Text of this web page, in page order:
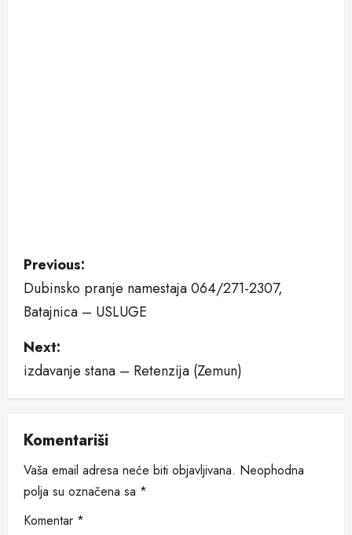
P
o
s
t
n
a
v
i
Previous:
Dubinsko pranje namestaja 064/271-2307,
Batajnica – USLUGE
Next:
izdavanje stana – Retenzija (Zemun)
Komentariši
Vaša email adresa neće biti objavljivana. Neophodna
polja su označena sa *
Komentar *